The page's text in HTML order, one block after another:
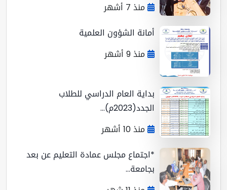
منذ 7 أشهر
أمانة الشؤون العلمية
منذ 9 أشهر
بداية العام الدراسي للطلاب
الجدد(2023م)...
منذ 10 أشهر
*اجتماع مجلس عمادة التعليم عن بعد
بجامعة...